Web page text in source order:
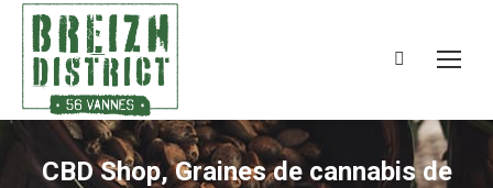
Search:
CBD Shop, Graines de cannabis de